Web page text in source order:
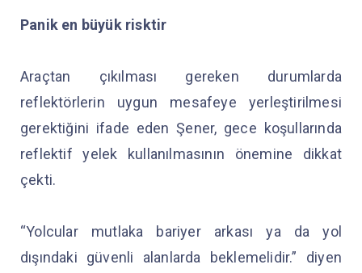
Panik en büyük risktir
Araçtan çıkılması gereken durumlarda
reflektörlerin uygun mesafeye yerleştirilmesi
gerektiğini ifade eden Şener, gece koşullarında
reflektif yelek kullanılmasının önemine dikkat
çekti.
“Yolcular mutlaka bariyer arkası ya da yol
dışındaki güvenli alanlarda beklemelidir.” diyen